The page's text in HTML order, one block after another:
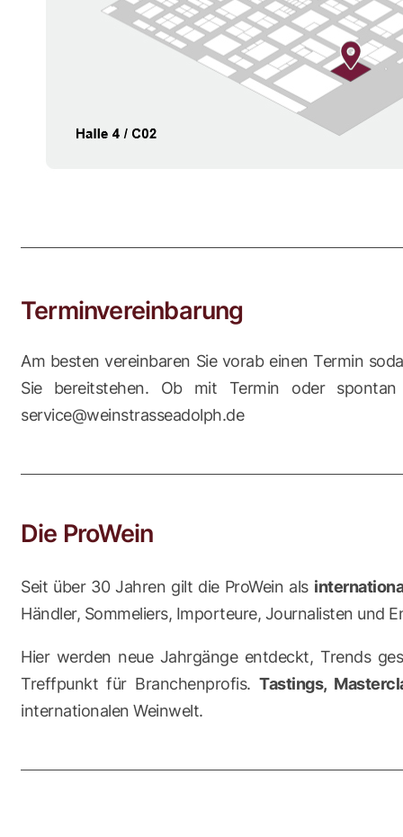
Terminvereinbarung
Am besten vereinbaren Sie vorab einen Termin
Sie bereitstehen. Ob mit Termin oder
service@weinstrasseadolph.de
Die ProWein
Seit über 30 Jahren gilt die ProWein als
Händler, Sommeliers, Importeure, Journalisten und
Hier werden neue Jahrgänge entdeckt, Trends
Treffpunkt für Branchenprofis.Tastings,
internationalen Weinwelt.